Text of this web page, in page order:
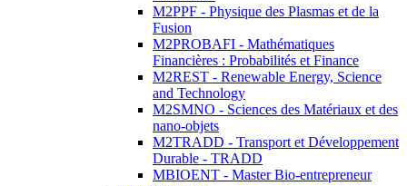
M2PPF - Physique des Plasmas et de la
Fusion
M2PROBAFI - Mathématiques
Financières : Probabilités et Finance
M2REST - Renewable Energy, Science
and Technology
M2SMNO - Sciences des Matériaux et des
nano-objets
M2TRADD - Transport et Développement
Durable - TRADD
MBIOENT - Master Bio-entrepreneur